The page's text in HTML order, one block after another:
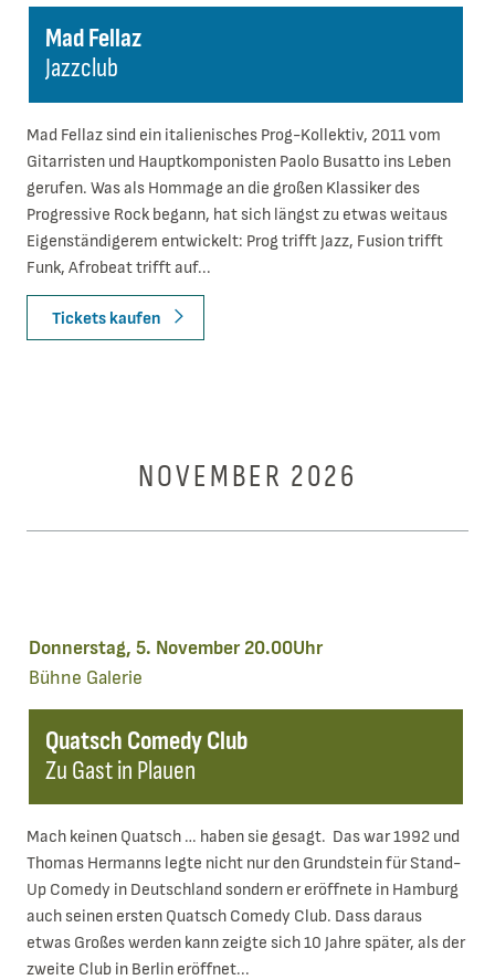
Mad Fellaz
Jazzclub
Mad Fellaz sind ein italienisches Prog-Kollektiv, 2011 vom
Gitarristen und Hauptkomponisten Paolo Busatto ins Leben
gerufen. Was als Hommage an die großen Klassiker des
Progressive Rock begann, hat sich längst zu etwas weitaus
Eigenständigerem entwickelt: Prog trifft Jazz, Fusion trifft
Funk, Afrobeat trifft auf...
Tickets kaufen
NOVEMBER 2026
Quatsch Comedy Club
Zu Gast in Plauen
Donnerstag, 5. November 20.00Uhr
Bühne Galerie
Mach keinen Quatsch … haben sie gesagt. Das war 1992 und
Thomas Hermanns legte nicht nur den Grundstein für Stand-
Up Comedy in Deutschland sondern er eröffnete in Hamburg
auch seinen ersten Quatsch Comedy Club. Dass daraus
etwas Großes werden kann zeigte sich 10 Jahre später, als der
zweite Club in Berlin eröffnet...